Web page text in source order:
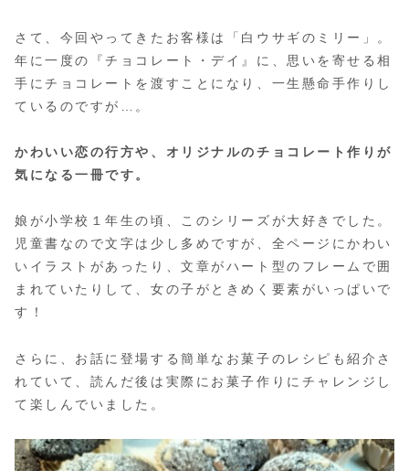
さて、今回やってきたお客様は「白ウサギのミリー」。
年に一度の『チョコレート・デイ』に、思いを寄せる相
手にチョコレートを渡すことになり、一生懸命手作りし
ているのですが…。
かわいい恋の行方や、オリジナルのチョコレート作りが
気になる一冊です。
娘が小学校１年生の頃、このシリーズが大好きでした。
児童書なので文字は少し多めですが、全ページにかわい
いイラストがあったり、文章がハート型のフレームで囲
まれていたりして、女の子がときめく要素がいっぱいで
す！
さらに、お話に登場する簡単なお菓子のレシピも紹介さ
れていて、読んだ後は実際にお菓子作りにチャレンジし
て楽しんでいました。